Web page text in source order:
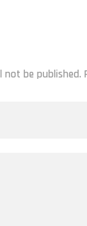
not be published.